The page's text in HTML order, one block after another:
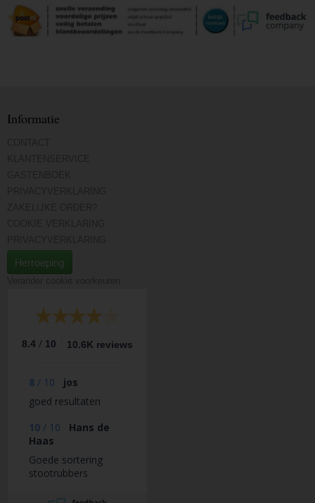
Informatie
Herroeping
8.4 / 10 10.6K reviews
8 / 10
jos
goed resultaten
10 / 10
Hans de
Haas
Goede sortering
stootrubbers